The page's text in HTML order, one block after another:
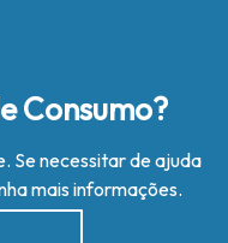
Consumo?
Se necessitar de ajuda
mais informações.